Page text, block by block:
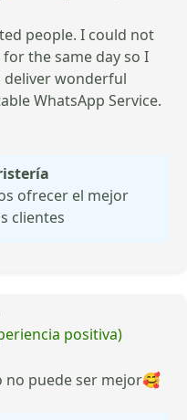
people. I could not
the same day so I
deliver wonderful
WhatsApp Service.
ofrecer el mejor
clientes
positiva)
no puede ser mejor🥰